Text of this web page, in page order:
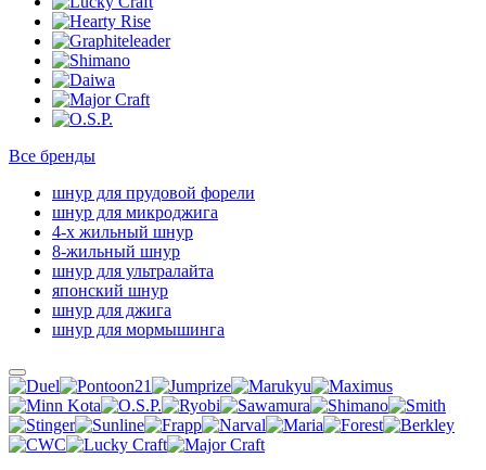
Все бренды
шнур для прудовой форели
шнур для микроджига
4-х жильный шнур
8-жильный шнур
шнур для ультралайта
японский шнур
шнур для джига
шнур для мормышинга